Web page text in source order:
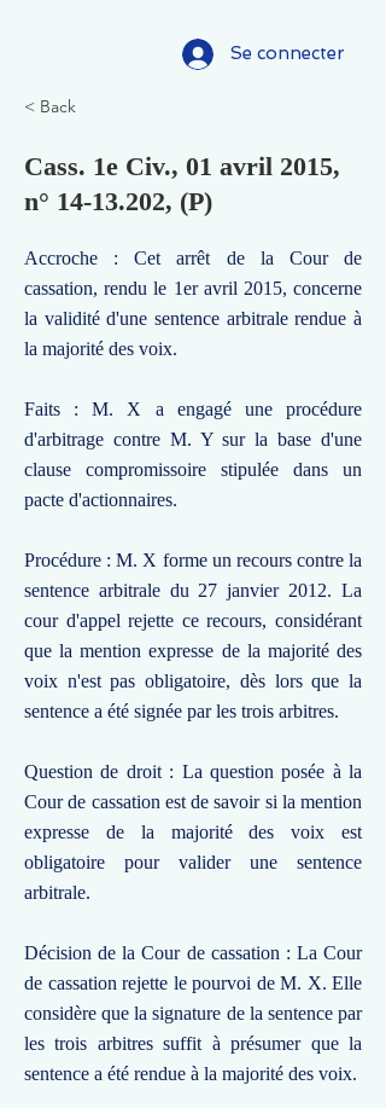
Se connecter
< Back
Cass. 1e Civ., 01 avril 2015,
n° 14-13.202, (P)
Accroche : Cet arrêt de la Cour de
cassation, rendu le 1er avril 2015, concerne
la validité d'une sentence arbitrale rendue à
la majorité des voix.
Faits : M. X a engagé une procédure
d'arbitrage contre M. Y sur la base d'une
clause compromissoire stipulée dans un
pacte d'actionnaires.
Procédure : M. X forme un recours contre la
sentence arbitrale du 27 janvier 2012. La
cour d'appel rejette ce recours, considérant
que la mention expresse de la majorité des
voix n'est pas obligatoire, dès lors que la
sentence a été signée par les trois arbitres.
Question de droit : La question posée à la
Cour de cassation est de savoir si la mention
expresse de la majorité des voix est
obligatoire pour valider une sentence
arbitrale.
Décision de la Cour de cassation : La Cour
de cassation rejette le pourvoi de M. X. Elle
considère que la signature de la sentence par
les trois arbitres suffit à présumer que la
sentence a été rendue à la majorité des voix.